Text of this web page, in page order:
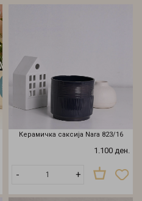
Керамичка саксија Nara 823/16
1.100 ден.
- +